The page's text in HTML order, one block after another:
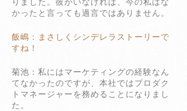
りました。彼がいなければ、今の私はな
かったと言っても過言ではありません。
飯嶋：まさしくシンデレラストーリーで
すね！
菊池：私にはマーケティングの経験なん
てなかったのですが、本社ではプロダク
トマネージャーを務めることになりまし
た。